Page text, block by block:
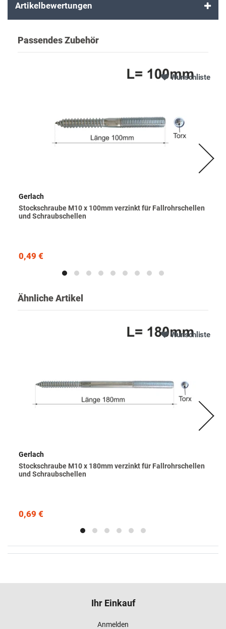
Artikelbewertungen
Passendes Zubehör
Wunschliste
Gerlach
Stockschraube M10 x 100mm verzinkt für Fallrohrschellen
und Schraubschellen
0,49 €
Ähnliche Artikel
Wunschliste
Gerlach
Stockschraube M10 x 180mm verzinkt für Fallrohrschellen
und Schraubschellen
0,69 €
Ihr Einkauf
Anmelden